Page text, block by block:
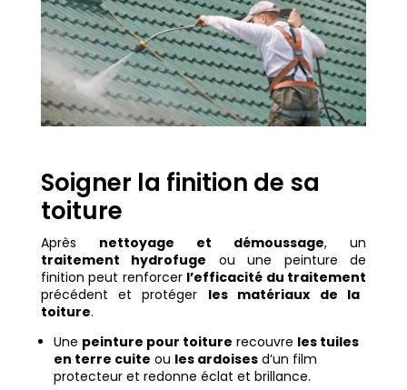
Soigner la finition de sa
toiture
Après nettoyage et démoussage, un
traitement hydrofuge ou une peinture de
finition peut renforcer l’efficacité du traitement
précédent et protéger les matériaux de la
toiture.
Une peinture pour toiture recouvre les tuiles
en terre cuite ou les ardoisesd’un film
protecteur et redonne éclat et brillance.